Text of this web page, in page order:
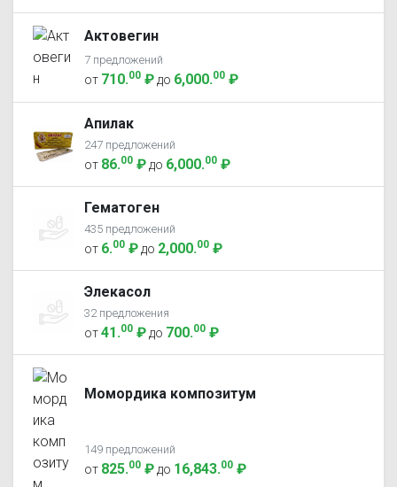
Актовегин
7 предложений
от 710.00 ₽ до 6,000.00 ₽
Апилак
247 предложений
от 86.00 ₽ до 6,000.00 ₽
Гематоген
435 предложений
от 6.00 ₽ до 2,000.00 ₽
Элекасол
32 предложения
от41.00 ₽ до 700.00 ₽
Момордика композитум
149 предложений
от 825.00 ₽ до 16,843.00 ₽